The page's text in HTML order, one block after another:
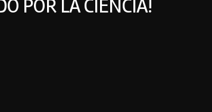
POR LA CIENCIA!